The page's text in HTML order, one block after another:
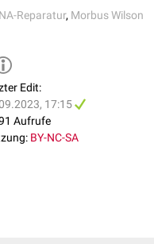
Reparatur, Morbus Wilson
Edit:
17:15
Aufrufe
BY-NC-SA